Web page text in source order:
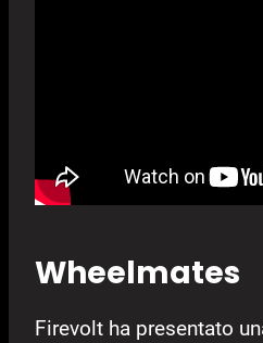
Wheelmates
Firevolt ha presentato